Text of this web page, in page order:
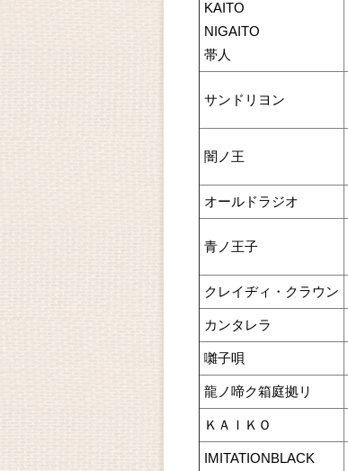
KAITO
NIGAITO
帯人
サンドリヨン
闇ノ王
オールドラジオ
青ノ王子
クレイヂィ・クラウン
カンタレラ
囃子唄
龍ノ啼ク箱庭拠リ
ＫＡＩＫＯ
IMITATIONBLACK